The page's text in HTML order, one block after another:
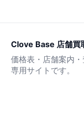
Clove Base 店舗買
価格表・店舗案内
専用サイトです。